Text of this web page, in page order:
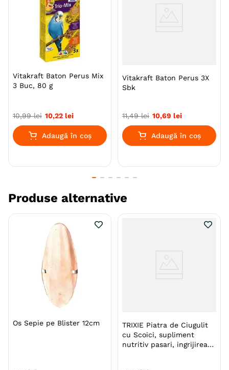
Adesea copiat, niciodata egalat. Toata lumea stie ca
porumbeilor le place sa se scalde si de asemenea au
nevoie de ea. Baia regulata este esentiala pentru
mentinerea penelelor.
Adaugarea de Ideal Bathsalt in apa de baie ofera
porumbeilor pene suple si ii ajuta sa-si mentina
Specie Pasari Porumbei
Vitakraft Baton Perus Mix
3 Buc, 80 g
10,99 lei 10,22 lei
Adaugă în coș
Vitakraft Baton Perus 3X
Sbk
11,49 lei 10,69 lei
Adaugă în coș
Produse alternative
Os Sepie pe Blister 12cm
TRIXIE Piatra de Ciugulit
cu Scoici, supliment
nutritiv pasari, ingrijirea